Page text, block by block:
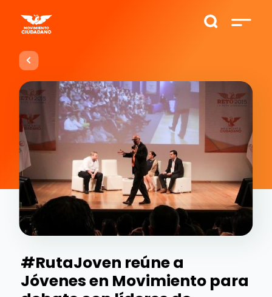
#RutaJoven reúne a
Jóvenes en Movimiento para